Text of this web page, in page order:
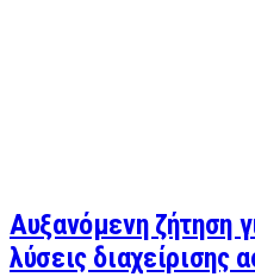
Αυξανόμενη ζήτηση
λύσεις διαχείρισης